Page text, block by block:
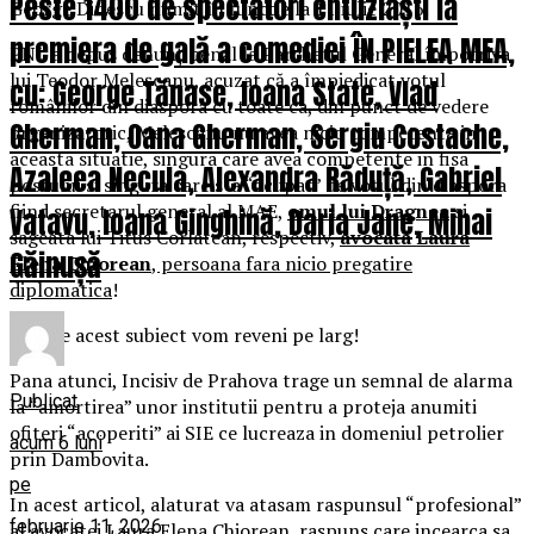
George Dinescu numit în funcție la 11 iulie 2016.
PNL a depus denunţ penal la Parchetul General împotriva
lui Teodor Meleşcanu, acuzat că a împiedicat votul
românilor din diaspora cu toate ca, din punct de vedere
organizatoric, Melescanu nu avea nicio competenta in
aceasta situatie, singura care avea competente in fisa
postului si singura care s-a “ocupat” de votul din diaspora
fiind secretarul general al MAE, omul lui Dragneasi
sageata lui Titus Corlatean, respectiv,avocata Laura
Elena Chiorean, persoana fara nicio pregatire
diplomatica!
Despre acest subiect vom reveni pe larg!
Pana atunci, Incisiv de Prahova trage un semnal de alarma
la “amortirea” unor institutii pentru a proteja anumiti
ofiteri “acoperiti” ai SIE ce lucreaza in domeniul petrolier
prin Dambovita.
In acest articol, alaturat va atasam raspunsul “profesional”
premiera de gală a comediei ÎN PIELEA MEA,
cu: George Tănase, Ioana State, Vlad
Gherman, Oana Gherman, Sergiu Costache,
Azaleea Necula, Alexandra Răduță, Gabriel
Vatavu, Ioana Ginghină, Daria Jane, Mihai
Găinușă
Publicat
acum 6 luni
pe
februarie 11, 2026